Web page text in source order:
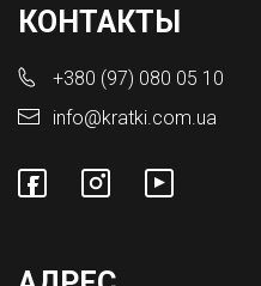
КОНТАКТЫ
+380 (97) 080 05 10
info@kratki.com.ua